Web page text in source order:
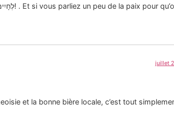
juillet
et la bonne bière locale, c’est tout